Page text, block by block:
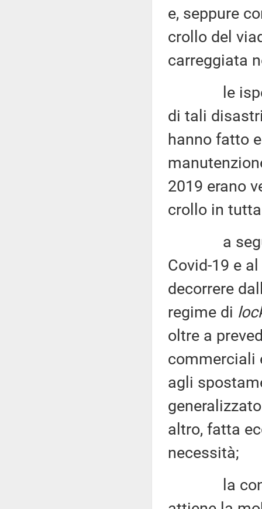
e, seppure
crollo del
carreggiata
le
di tali
hanno fatto
2019 erano
crollo in
a seguito
Covid-19 e
decorrere
regime di
oltre a
commerciali
agli
altro, fatta
necessità;
la